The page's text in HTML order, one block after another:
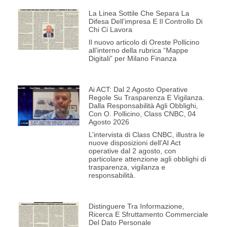
La Linea Sottile Che Separa La
Difesa Dell’impresa E Il Controllo Di
Chi Ci Lavora
Il nuovo articolo di Oreste Pollicino
all’interno della rubrica “Mappe
Digitali” per Milano Finanza
Ai ACT: Dal 2 Agosto Operative
Regole Su Trasparenza E Vigilanza.
Dalla Responsabilità Agli Obblighi,
Con O. Pollicino, Class CNBC, 04
Agosto 2026
L’intervista di Class CNBC, illustra le
nuove disposizioni dell’AI Act
operative dal 2 agosto, con
particolare attenzione agli obblighi di
trasparenza, vigilanza e
responsabilità.
Distinguere Tra Informazione,
Ricerca E Sfruttamento Commerciale
Del Dato Personale